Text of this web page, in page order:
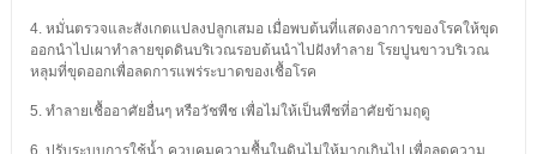
4. หมั่นตรวจและสังเกตแปลงปลูกเสมอ เมื่อพบต้นที่แสดงอาการของโรคให้ขุด
ออกนำไปเผาทำลายขุดดินบริเวณรอบต้นนำไปฝังทำลาย โรยปูนขาวบริเวณ
หลุมที่ขุดออกเพื่อลดการแพร่ระบาดของเชื้อโรค
5. ทำลายเชื้ออาศัยอื่นๆ หรือวัชพืช เพื่อไม่ให้เป็นพืชที่อาศัยข้ามฤดู